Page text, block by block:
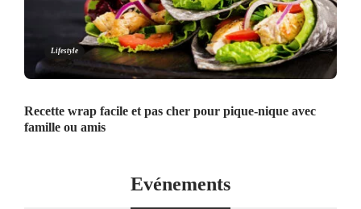
Lifestyle
Recette wrap facile et pas cher pour pique-nique avec
famille ou amis
Evénements